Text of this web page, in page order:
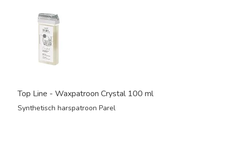
Top Line - Waxpatroon Crystal 100 ml
Synthetisch harspatroon Parel